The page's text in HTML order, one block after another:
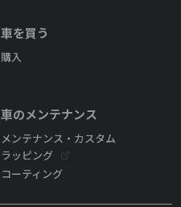
車を買う
購入
車のメンテナンス
メンテナンス・カスタム
ラッピング
コーティング